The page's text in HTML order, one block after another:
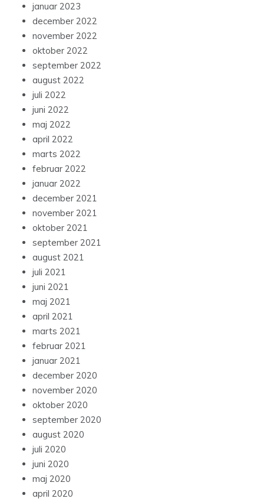
januar 2023
december 2022
november 2022
oktober 2022
september 2022
august 2022
juli 2022
juni 2022
maj 2022
april 2022
marts 2022
februar 2022
januar 2022
december 2021
november 2021
oktober 2021
september 2021
august 2021
juli 2021
juni 2021
maj 2021
april 2021
marts 2021
februar 2021
januar 2021
december 2020
november 2020
oktober 2020
september 2020
august 2020
juli 2020
juni 2020
maj 2020
april 2020